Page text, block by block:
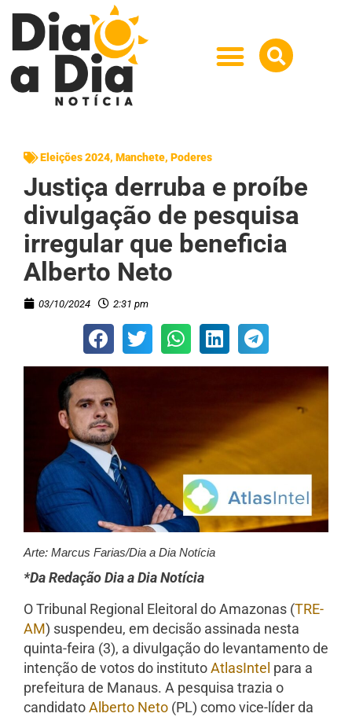
Eleições 2024, Manchete, Poderes
Justiça derruba e proíbe
divulgação de pesquisa
irregular que beneficia
Alberto Neto
03/10/2024 2:31 pm
Arte: Marcus Farias/Dia a Dia Notícia
*Da Redação Dia a Dia Notícia
O Tribunal Regional Eleitoral do Amazonas (TRE-
AM) suspendeu, em decisão assinada nesta
quinta-feira (3), a divulgação do levantamento de
intenção de votos do institutoAtlasIntel para a
prefeitura de Manaus. A pesquisa trazia o
candidatoAlberto Neto (PL) como vice-líder da